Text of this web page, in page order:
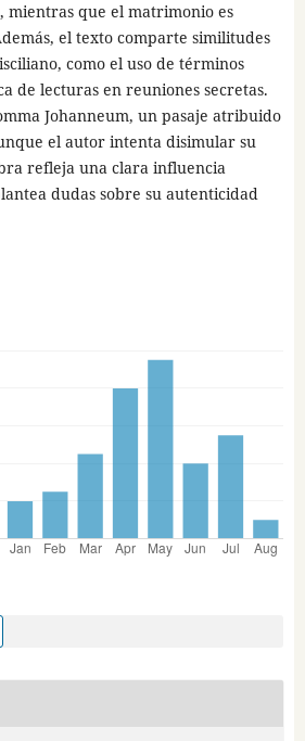
mientras que el matrimonio es
el texto comparte similitudes
como el uso de términos
de lecturas en reuniones secretas.
Johanneum, un pasaje atribuido
el autor intenta disimular su
refleja una clara influencia
dudas sobre su autenticidad